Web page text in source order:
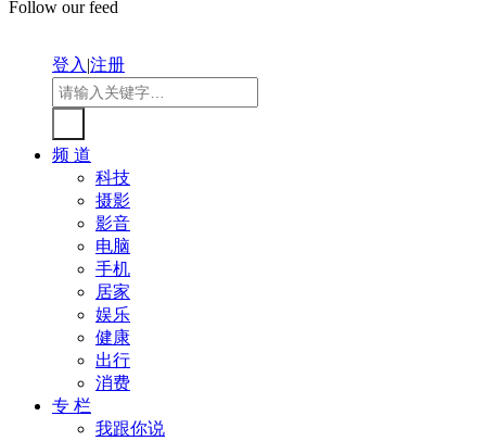
Follow our feed
登入|注册
频 道
科技
摄影
影音
电脑
手机
居家
娱乐
健康
出行
消费
专 栏
我跟你说